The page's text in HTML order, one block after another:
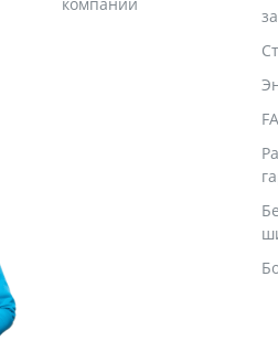
компании